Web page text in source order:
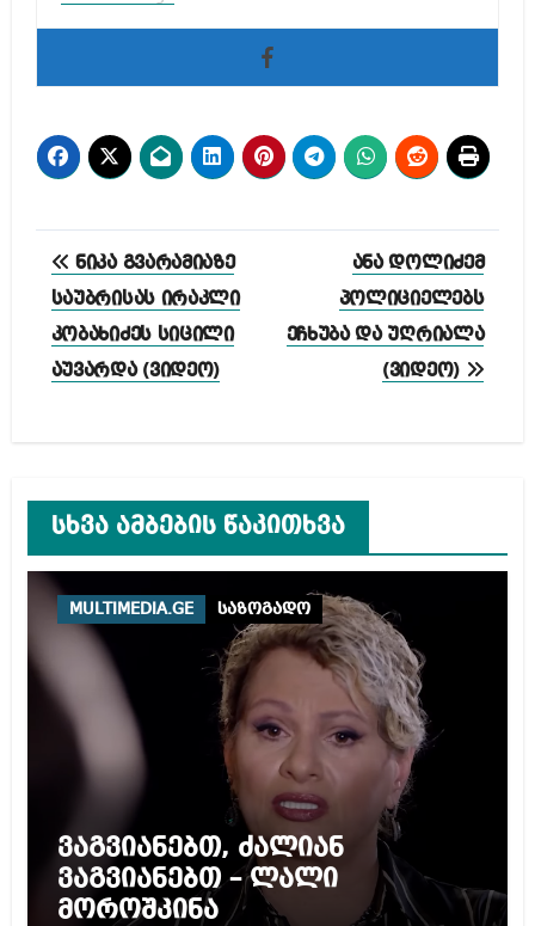
პოსტის
ნავიგაცია
ნიკა გვარამიაზე
საუბრისას ირაკლი
კობახიძეს სიცილი
აუვარდა (ვიდეო)
ანა დოლიძემ
პოლიციელებს
ეჩხუბა და უღრიალა
(ვიდეო)
სხვა ამბების წაკითხვა
MULTIMEDIA.GE საზოგადო
ვაგვიანებთ, ძალიან
ვაგვიანებთ – ლალი
მოროშკინა